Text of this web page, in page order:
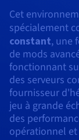
Toutes les GPUs →
Tarifs
Disponibilités par
Documentation
Roadmap &
Gouvernance &
Observabilité
Roadmap &
Roadmap &
OS & licences
Documentation
Roadmap &
Roadmap &
Créer ma
Documentation
Roadmap &
Cet
spécialement
constant, une
de mods
fonctionnant
des serveurs
fournisseur
jeu à grande
des
opérationnel